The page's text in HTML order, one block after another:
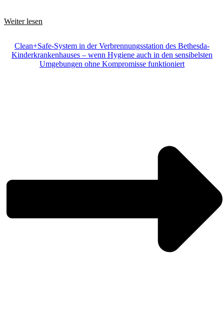
Weiter lesen
Clean+Safe-System in der Verbrennungsstation des Bethesda-
Kinderkrankenhauses – wenn Hygiene auch in den sensibelsten
Umgebungen ohne Kompromisse funktioniert